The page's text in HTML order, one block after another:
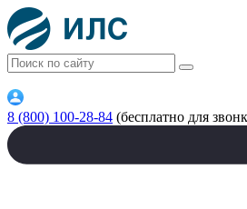
8 (800) 100-28-84 (бесплатно для